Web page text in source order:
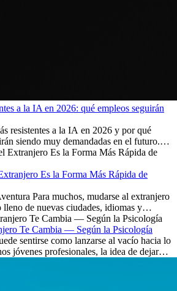
a la IA en 2026: qué empleos seguirán
resistentes a la IA en 2026 y por qué
siendo muy demandadas en el futuro.
clave y qué oportunidades laborales
Es la Forma Más Rápida de
Para muchos, mudarse al extranjero
lleno de nuevas ciudades, idiomas y
la...
Te Cambia — Según la Psicología
sentirse como lanzarse al vacío hacia lo
jóvenes profesionales, la idea de dejar